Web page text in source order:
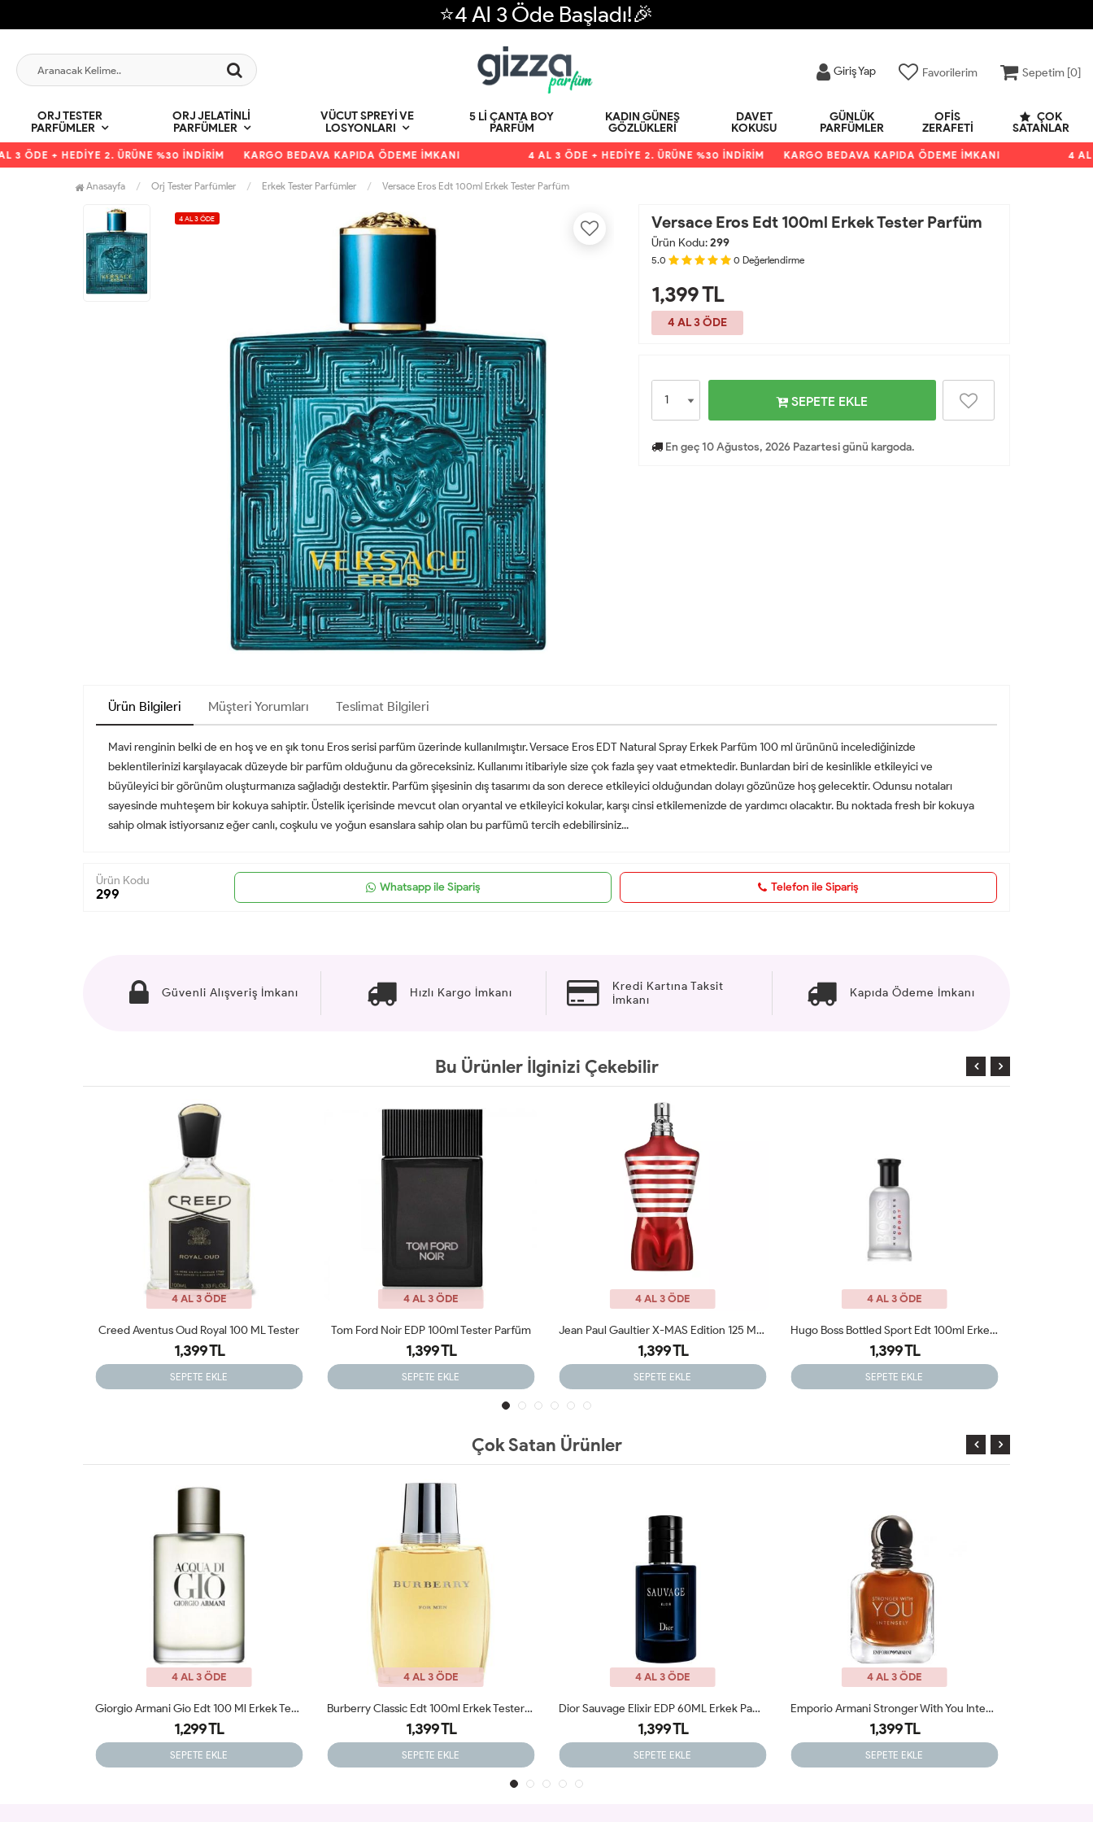
⭐4 Al 3 Öde Başladı!🎉
Giriş Yap Favorilerim Sepetim [0]
ORJ TESTER
PARFÜMLER
ORJ JELATINLI
PARFÜMLER
VÜCUT SPREYI VE
LOSYONLARI
5 LI ÇANTA BOY
PARFÜM
KADIN GÜNEŞ
GÖZLÜKLERI
DAVET
KOKUSU
GÜNLÜK
PARFÜMLER
OFIS
ZERAFETI
ÇOK
SATANLAR
+ HEDİYE 2. ÜRÜNE %30 İNDİRİM KARGO BEDAVA KAPIDA ÖDEME İMKANI 4 AL 3 ÖDE + HEDİYE 2. ÜRÜNE %30 İNDİRİM KARGO BEDAVA KAPIDA ÖDEME İMKANI 4 AL 3
Anasayfa Orj Tester Parfümler Erkek Tester Parfümler Versace Eros Edt 100ml Erkek Tester Parfüm
4 AL 3 ÖDE Versace Eros Edt 100ml Erkek Tester Parfüm
Ürün Kodu:299
5.0 0 Değerlendirme
1,399TL
4 AL 3 ÖDE
SEPETE EKLE
En geç 10 Ağustos, 2026 Pazartesi günü kargoda.
Ürün Bilgileri Müşteri Yorumları Teslimat Bilgileri
Mavi renginin belki de en hoş ve en şık tonu Eros serisi parfüm üzerinde kullanılmıştır. Versace Eros EDT Natural Spray Erkek Parfüm 100 ml ürününü incelediğinizde
beklentilerinizi karşılayacak düzeyde bir parfüm olduğunu da göreceksiniz. Kullanımı itibariyle size çok fazla şey vaat etmektedir. Bunlardan biri de kesinlikle etkileyici ve
büyüleyici bir görünüm oluşturmanıza sağladığı destektir. Parfüm şişesinin dış tasarımı da son derece etkileyici olduğundan dolayı gözünüze hoş gelecektir. Odunsu notaları
sayesinde muhteşem bir kokuya sahiptir. Üstelik içerisinde mevcut olan oryantal ve etkileyici kokular, karşı cinsi etkilemenizde de yardımcı olacaktır. Bu noktada fresh bir kokuya
sahip olmak istiyorsanız eğer canlı, coşkulu ve yoğun esanslara sahip olan bu parfümü tercih edebilirsiniz...
Ürün Kodu
299 Whatsapp ile Sipariş Telefon ile Sipariş
Güvenli Alışveriş İmkanı Hızlı Kargo İmkanı
Kredi Kartına Taksit
İmkanı
Kapıda Ödeme İmkanı
Bu Ürünler İlginizi Çekebilir
4 AL 3 ÖDE
Tom Ford Noir EDP 100ml Tester Parfüm
1,399 TL
SEPETE EKLE
4 AL 3 ÖDE
Jean Paul Gaultier X-MAS Edition 125 Ml Tester Parfüm
1,399 TL
SEPETE EKLE
4 AL 3 ÖDE
Hugo Boss Bottled Sport Edt 100ml Erkek Tester Parfüm
1,399 TL
SEPETE EKLE
4 AL 3 ÖDE
Paco Rabanne One Million Elixir 100 Ml
1,399 TL
SEPETE EKLE
Çok Satan Ürünler
4 AL 3 ÖDE
Burberry Classic Edt 100ml Erkek Tester Parfüm
1,399 TL
SEPETE EKLE
4 AL 3 ÖDE
Dior Sauvage Elixir EDP 60ML Erkek Parfümü Tester
1,399 TL
SEPETE EKLE
4 AL 3 ÖDE
Emporio Armani Stronger With You Intensely 100ml Edt Erkek Tester Parfüm
1,399 TL
SEPETE EKLE
4 AL 3 ÖDE
Diesel Fuel For Life 125ml Erkek Tester Parfüm
1,600 TL 1,399 TL
SEPETE EKLE